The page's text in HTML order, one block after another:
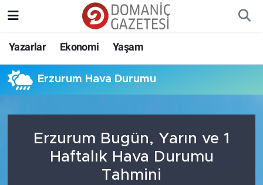
Yazarlar Ekonomi Yaşam
Erzurum Hava Durumu
Erzurum Bugün, Yarın ve 1
Haftalık Hava Durumu
Tahmini